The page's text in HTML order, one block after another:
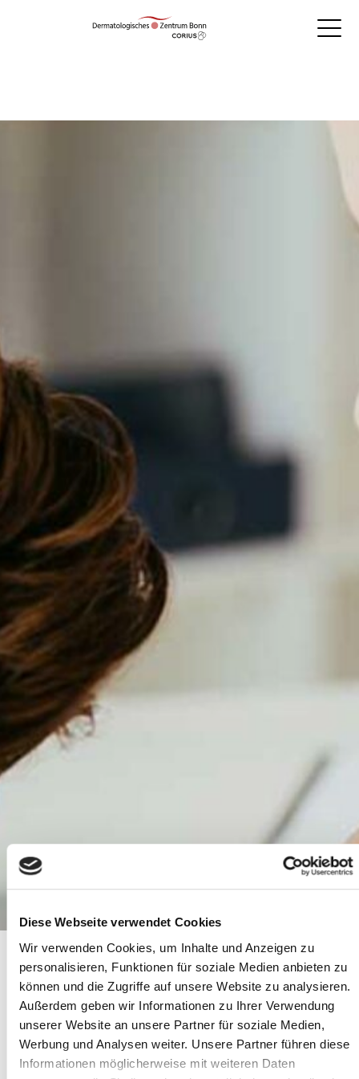
Diese Webseite verwendet Cookies
Wir verwenden Cookies, um Inhalte und Anzeigen zu
personalisieren, Funktionen für soziale Medien anbieten zu
können und die Zugriffe auf unsere Website zu analysieren.
Außerdem geben wir Informationen zu Ihrer Verwendung
unserer Website an unsere Partner für soziale Medien,
Werbung und Analysen weiter. Unsere Partner führen diese
Informationen möglicherweise mit weiteren Daten
Kontakt
Sie können Termine an unseren
Standorten schnell und einfach
online vereinbaren.